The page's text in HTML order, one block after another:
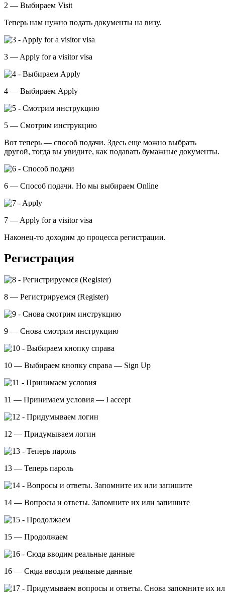
2 — Выбираем Visit
Теперь нам нужно подать документы на визу.
3 — Apply for a visitor visa
4 — Выбираем Apply
5 — Смотрим инструкцию
Вот теперь — способ подачи. Здесь еще можно выбрать
другой, тогда вы увидите, как подавать бумажные документы.
6 — Способ подачи. Но мы выбираем Online
7 — Apply for a visitor visa
Наконец-то доходим до процесса регистрации.
Регистрация
8 — Регистрируемся (Register)
9 — Снова смотрим инструкцию
10 — Выбираем кнопку справа — Sign Up
11 — Принимаем условия — I accept
12 — Придумываем логин
13 — Теперь пароль
14 — Вопросы и ответы. Запомните их или запишите
15 — Продолжаем
16 — Сюда вводим реальные данные